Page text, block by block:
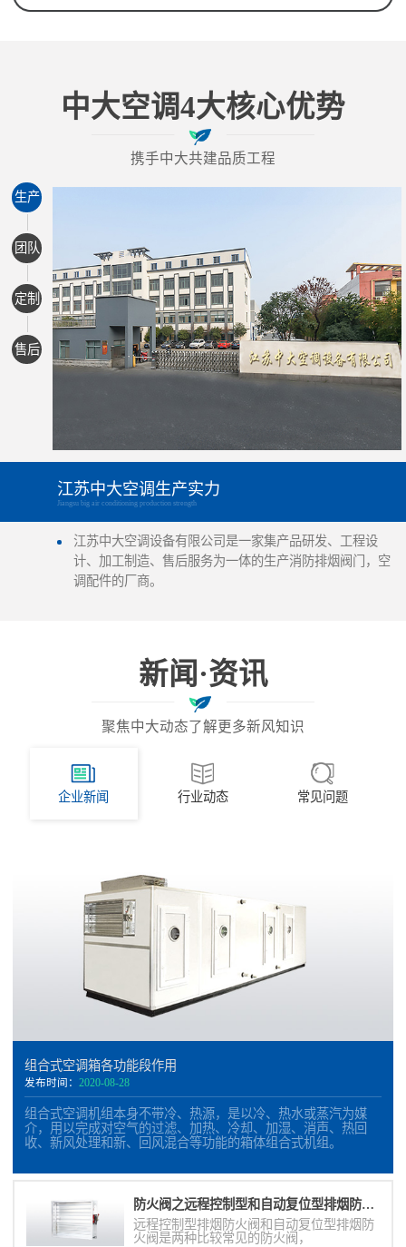
中大空调4大核心优势
携手中大共建品质工程
生产
团队
定制
售后
江苏中大空调生产实力
Jiangsu big air conditioning production strength
江苏中大空调设备有限公司是一家集产品研发、工程设
计、加工制造、售后服务为一体的生产消防排烟阀门，空
调配件的厂商。
新闻·资讯
聚焦中大动态了解更多新风知识
企业新闻 行业动态 常见问题
组合式空调箱各功能段作用
发布时间： 2020-08-28
组合式空调机组本身不带冷、热源，是以冷、热水或蒸汽为媒
介，用以完成对空气的过滤、加热、冷却、加湿、消声、热回
收、新风处理和新、回风混合等功能的箱体组合式机组。
防火阀之远程控制型和自动复位型排烟防火阀的区别
远程控制型排烟防火阀和自动复位型排烟防
火阀是两种比较常见的防火阀，